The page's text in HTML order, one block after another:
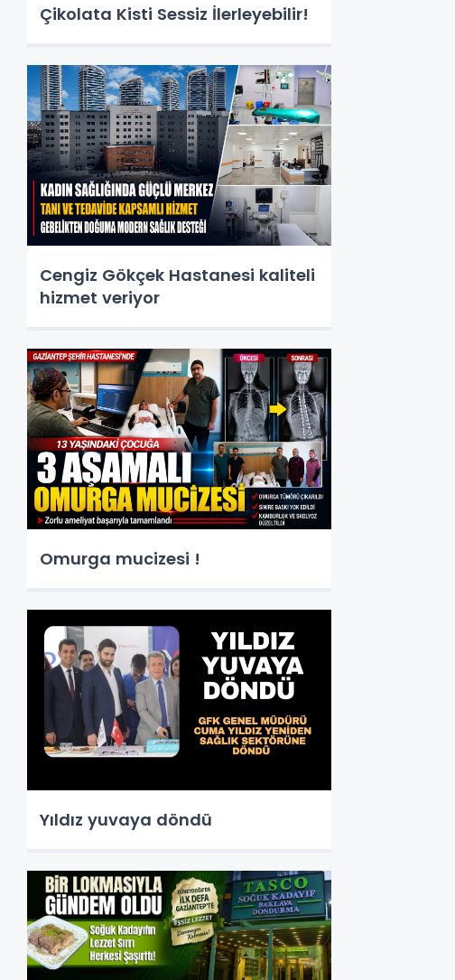
Çikolata Kisti Sessiz İlerleyebilir!
Cengiz Gökçek Hastanesi kaliteli
hizmet veriyor
Omurga mucizesi !
Yıldız yuvaya döndü